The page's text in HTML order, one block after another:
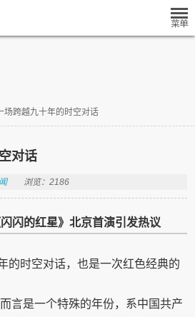
场跨越九十年的时空对话
对话
浏览：2186
闪的红星》北京首演引发热议
的时空对话，也是一次红色经典的
言是一个特殊的年份，系中国共产